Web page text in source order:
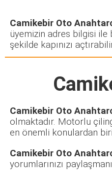
Camikebir Oto
üyemizin adres bilgisi ile
şekilde kapınızı
Camikebir Oto
olmaktadır. Motorlu
en önemli konulardan
Camikebir Oto
yorumlarınızı